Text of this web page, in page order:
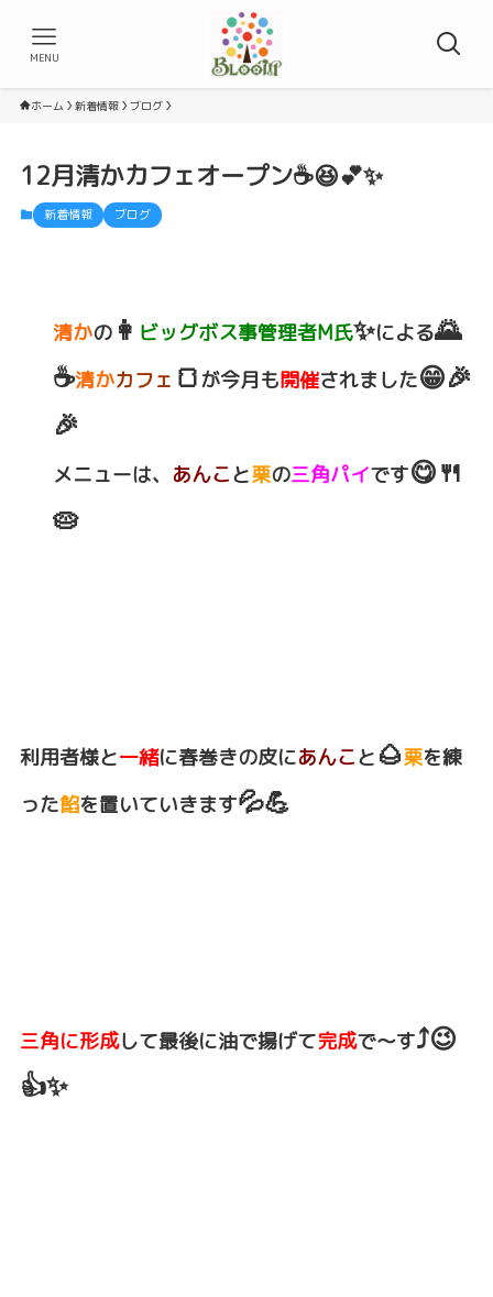
MENU
ホーム 新着情報 ブログ
12月清かカフェオープン☕😆💕✨
新着情報 ブログ
清かの👩 ビッグボス事管理者M氏✨による🌄
☕清かカフェ 🍞が今月も開催されました😁🎉
🎉
メニューは、 あんこと栗の三角パイです😋🍴
🥧
利用者様と一緒に春巻きの皮にあんこと 🌰栗を練
った餡を置いていきます💦💪
三角に形成して最後に油で揚げて完成で～す⤴️😉
👍✨